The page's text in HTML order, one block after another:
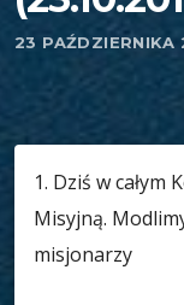
23 PAŹDZIERNIKA
1. Dziś w całym
Misyjną.
misjonarzy